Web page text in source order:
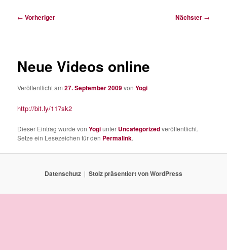
Beitragsnavigation
← Vorheriger Nächster →
Neue Videos online
Veröffentlicht am27. September 2009vonYogi
http://bit.ly/117sk2
Dieser Eintrag wurde vonYogiunter Uncategorizedveröffentlicht.
Setze ein Lesezeichen für den Permalink.
Datenschutz Stolz präsentiert von WordPress